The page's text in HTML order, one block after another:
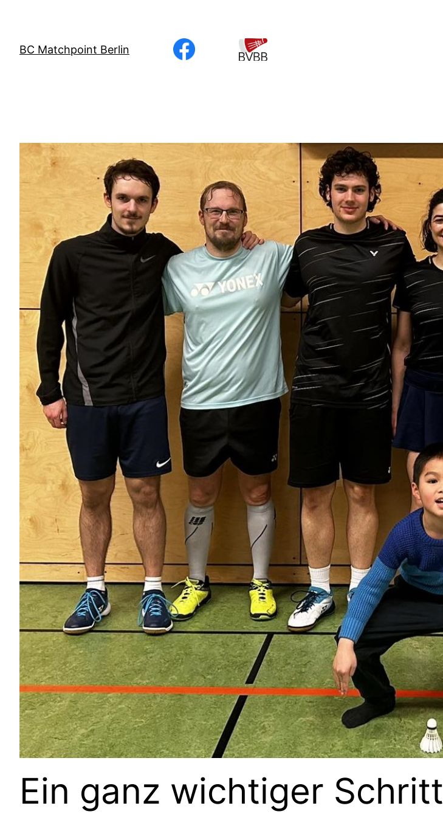
wechseln
BC Matchpoint Berlin
Ein ganz wichtiger Schritt